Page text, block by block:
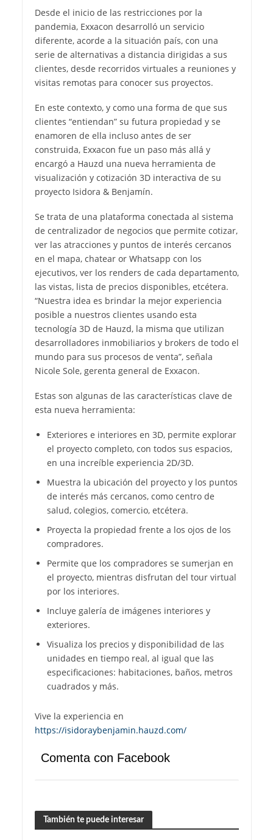
Desde el inicio de las restricciones por la
pandemia, Exxacon desarrolló un servicio
diferente, acorde a la situación país, con una
serie de alternativas a distancia dirigidas a sus
clientes, desde recorridos virtuales a reuniones y
visitas remotas para conocer sus proyectos.
En este contexto, y como una forma de que sus
clientes “entiendan” su futura propiedad y se
enamoren de ella incluso antes de ser
construida, Exxacon fue un paso más allá y
encargó a Hauzd una nueva herramienta de
visualización y cotización 3D interactiva de su
proyecto Isidora & Benjamín.
Se trata de una plataforma conectada al sistema
de centralizador de negocios que permite cotizar,
ver las atracciones y puntos de interés cercanos
en el mapa, chatear or Whatsapp con los
ejecutivos, ver los renders de cada departamento,
las vistas, lista de precios disponibles, etcétera.
“Nuestra idea es brindar la mejor experiencia
posible a nuestros clientes usando esta
tecnología 3D de Hauzd, la misma que utilizan
desarrolladores inmobiliarios y brokers de todo el
mundo para sus procesos de venta”, señala
Nicole Sole, gerenta general de Exxacon.
Estas son algunas de las características clave de
esta nueva herramienta:
Exteriores e interiores en 3D, permite explorar
el proyecto completo, con todos sus espacios,
en una increíble experiencia 2D/3D.
Muestra la ubicación del proyecto y los puntos
de interés más cercanos, como centro de
salud, colegios, comercio, etcétera.
Proyecta la propiedad frente a los ojos de los
compradores.
Permite que los compradores se sumerjan en
el proyecto, mientras disfrutan del tour virtual
por los interiores.
Incluye galería de imágenes interiores y
exteriores.
Visualiza los precios y disponibilidad de las
unidades en tiempo real, al igual que las
especificaciones: habitaciones, baños, metros
cuadrados y más.
Vive la experiencia en
https://isidoraybenjamin.hauzd.com/
Comenta con Facebook
También te puede interesar